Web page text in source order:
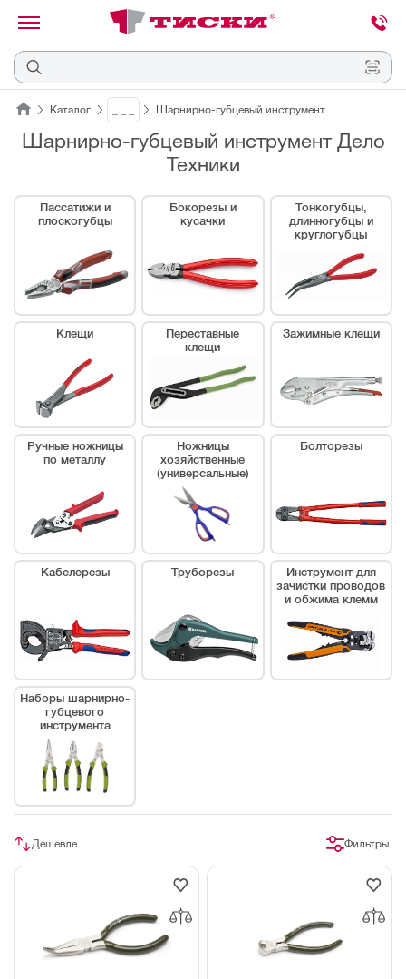
Отмена
Наведите
QR-
ценнике,
товаре
или
упаковке.
Каталог Шарнирно-губцевый инструмент
Шарнирно-губцевый инструмент Дело
Техники
Пассатижи и
плоскогубцы
Бокорезы и
кусачки
Тонкогубцы,
длинногубцы и
круглогубцы
Клещи
Переставные
клещи
Зажимные клещи
Ручные ножницы
по металлу
Ножницы
хозяйственные
(универсальные)
Болторезы
Кабелерезы Труборезы
Инструмент для
зачистки проводов
и обжима клемм
Наборы шарнирно-
губцевого
инструмента
Дешевле Фильтры